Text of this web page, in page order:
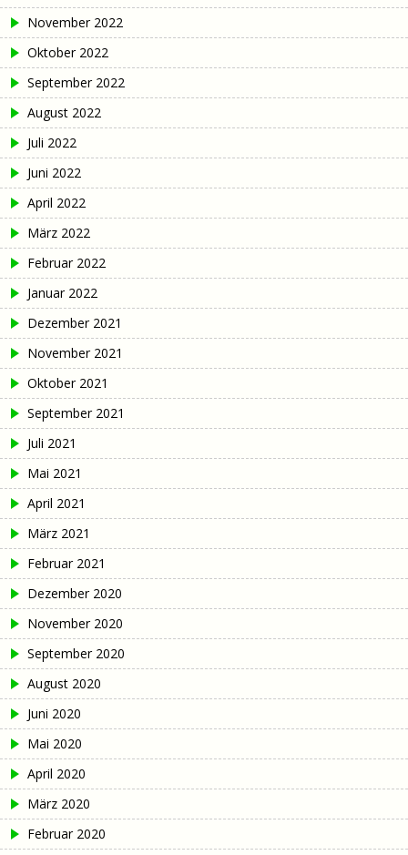
November 2022
Oktober 2022
September 2022
August 2022
Juli 2022
Juni 2022
April 2022
März 2022
Februar 2022
Januar 2022
Dezember 2021
November 2021
Oktober 2021
September 2021
Juli 2021
Mai 2021
April 2021
März 2021
Februar 2021
Dezember 2020
November 2020
September 2020
August 2020
Juni 2020
Mai 2020
April 2020
März 2020
Februar 2020